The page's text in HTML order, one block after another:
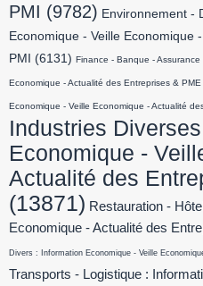
PMI (9782) Environnement -
Economique - Veille Economique
PMI
(6131) Finance - Banque -
Economique - Actualité des Entreprises & PME
Economique - Veille Economique - Actualité
Industries
Economique -
Actualité des
(13871) Restauration -
Economique - Actualité des
Divers : Information Economique - Veille
Transports - Logistique :